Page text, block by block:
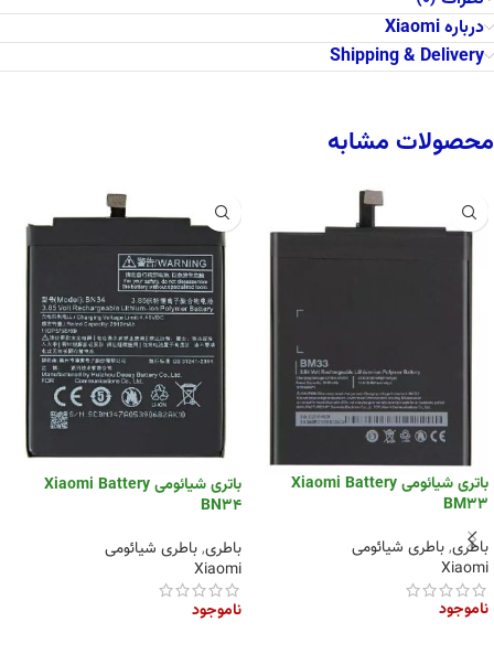
درباره Xiaomi
Shipping & Delivery
محصولات مشابه
باتری شیائومی Xiaomi Battery
BM33
باطری,باطری شیائومی
Xiaomi
ناموجود
باتری شیائومی Xiaomi Battery
BN34
باطری,باطری شیائومی
Xiaomi
ناموجود